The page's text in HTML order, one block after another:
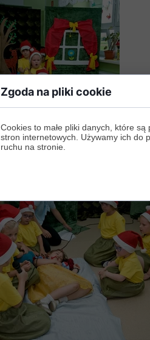
Zgoda na pliki cookie
Cookies to małe pliki danych, które
stron internetowych. Używamy ich do
ruchu na stronie.